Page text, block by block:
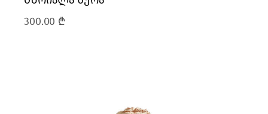
300.00 ₾